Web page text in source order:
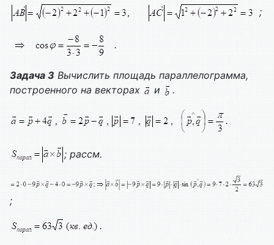
;
.
Задача 3 Вычислить площадь параллелограмма,
построенного на векторах
и .
.
; рассм.
;
.